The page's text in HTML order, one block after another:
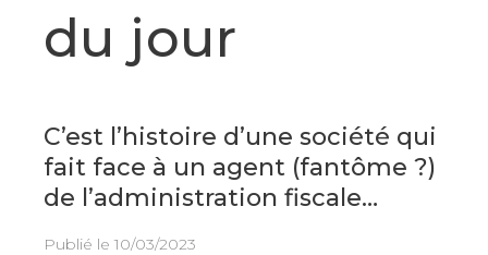
du jour
C’est l’histoire d’une société qui
fait face à un agent (fantôme ?)
de l’administration fiscale…
Publié le 10/03/2023